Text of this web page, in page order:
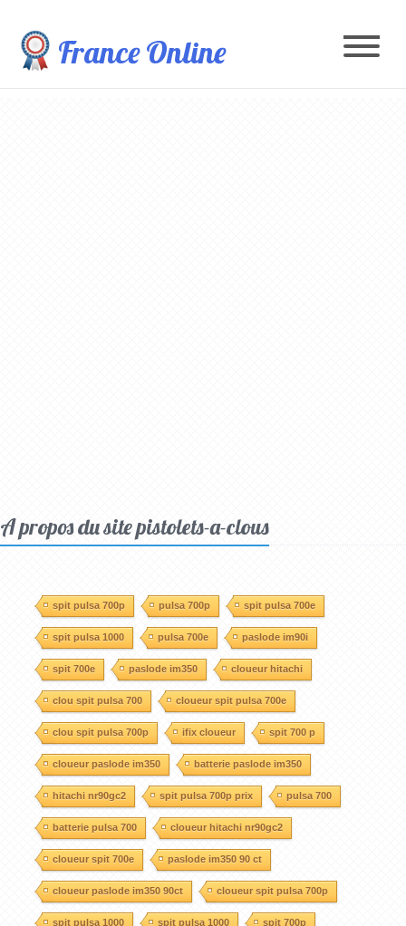
France Online
A propos du site pistolets-a-clous
spit pulsa 700p pulsa 700p spit pulsa 700e
spit pulsa 1000 pulsa 700e paslode im90i
spit 700e paslode im350 cloueur hitachi
clou spit pulsa 700 cloueur spit pulsa 700e
clou spit pulsa 700p ifix cloueur spit 700 p
cloueur paslode im350 batterie paslode im350
hitachi nr90gc2 spit pulsa 700p prix pulsa 700
batterie pulsa 700 cloueur hitachi nr90gc2
cloueur spit 700e paslode im350 90 ct
cloueur paslode im350 90ct cloueur spit pulsa 700p
spit pulsa 1000 spit pulsa 1000 spit 700p